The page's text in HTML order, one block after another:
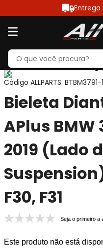
Entrega
Código ALLPARTS:
Bieleta
APlus BMW
2019 (Lado
F30, F31
Seja o primeiro a
Este produto não está